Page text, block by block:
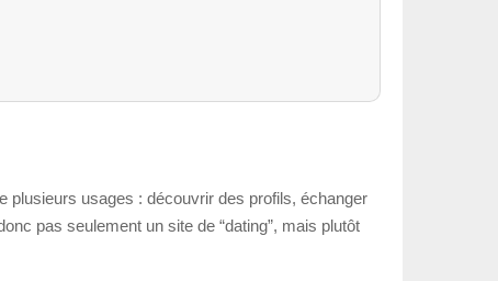
plusieurs usages : découvrir des profils, échanger
pas seulement un site de “dating”, mais plutôt